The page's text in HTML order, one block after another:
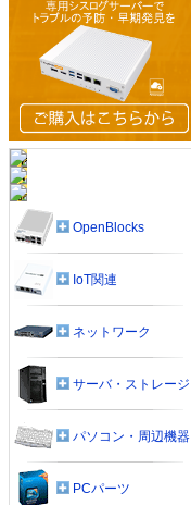
OpenBlocks
IoT関連
ネットワーク
サーバ・ストレージ
パソコン・周辺機器
PCパーツ